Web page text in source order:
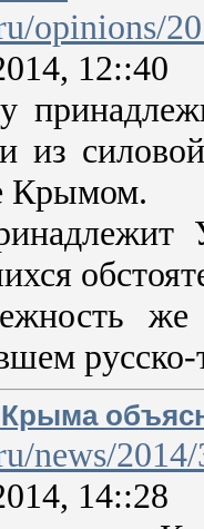
opinions/
12::40
из
Крымом.
русско-
news/
14::28